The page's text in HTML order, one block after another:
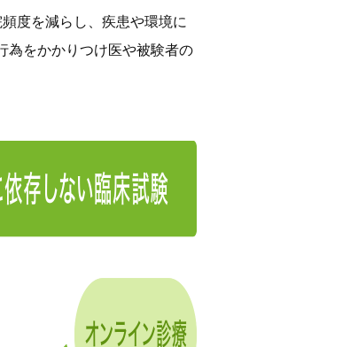
度を減らし、疾患や環境に
為をかかりつけ医や被験者の